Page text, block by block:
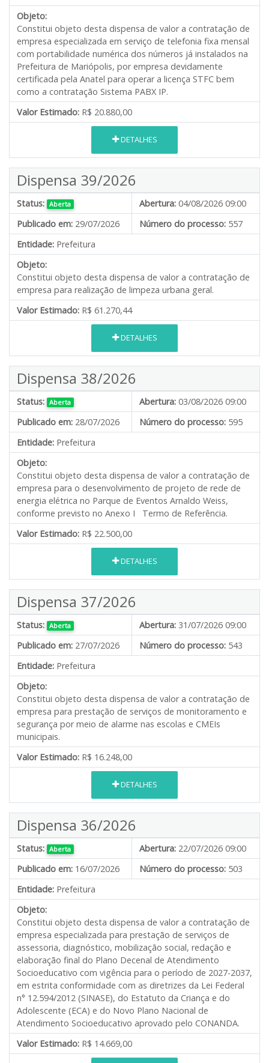
Objeto:
Constitui objeto desta dispensa de valor a contratação de
empresa especializada em serviço de telefonia fixa mensal
com portabilidade numérica dos números já instalados na
Prefeitura de Mariópolis, por empresa devidamente
certificada pela Anatel para operar a licença STFC bem
como a contratação Sistema PABX IP.
Valor Estimado: R$ 20.880,00
DETALHES
Dispensa 39/2026
Status: Aberta Abertura: 04/08/2026 09:00
Publicado em: 29/07/2026 Número do processo: 557
Entidade: Prefeitura
Objeto:
Constitui objeto desta dispensa de valor a contratação de
empresa para realização de limpeza urbana geral.
Valor Estimado: R$ 61.270,44
DETALHES
Dispensa 38/2026
Status: Aberta Abertura: 03/08/2026 09:00
Publicado em: 28/07/2026 Número do processo: 595
Entidade: Prefeitura
Objeto:
Constitui objeto desta dispensa de valor a contratação de
empresa para o desenvolvimento de projeto de rede de
energia elétrica no Parque de Eventos Arnaldo Weiss,
conforme previsto no Anexo I Termo de Referência.
Valor Estimado: R$ 22.500,00
DETALHES
Dispensa 37/2026
Status: Aberta Abertura: 31/07/2026 09:00
Publicado em: 27/07/2026 Número do processo: 543
Entidade: Prefeitura
Objeto:
Constitui objeto desta dispensa de valor a contratação de
empresa para prestação de serviços de monitoramento e
segurança por meio de alarme nas escolas e CMEIs
municipais.
Valor Estimado: R$ 16.248,00
DETALHES
Dispensa 36/2026
Status: Aberta Abertura: 22/07/2026 09:00
Publicado em: 16/07/2026 Número do processo: 503
Entidade: Prefeitura
Objeto:
Constitui objeto desta dispensa de valor a contratação de
empresa especializada para prestação de serviços de
assessoria, diagnóstico, mobilização social, redação e
elaboração final do Plano Decenal de Atendimento
Socioeducativo com vigência para o período de 2027-2037,
em estrita conformidade com as diretrizes da Lei Federal
n° 12.594/2012 (SINASE), do Estatuto da Criança e do
Adolescente (ECA) e do Novo Plano Nacional de
Atendimento Socioeducativo aprovado pelo CONANDA.
Valor Estimado: R$ 14.669,00